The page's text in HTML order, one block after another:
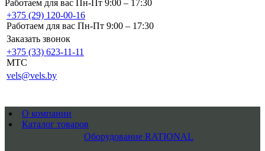
Работаем для вас Пн-Пт 9:00 – 17:30
+375 (29) 120-00-16
Работаем для вас Пн-Пт 9:00 – 17:30
Заказать звонок
+375 (33) 623-11-11
MTC
vels@vels.by
О компании
Каталог товаров
Оборудование RATIONAL